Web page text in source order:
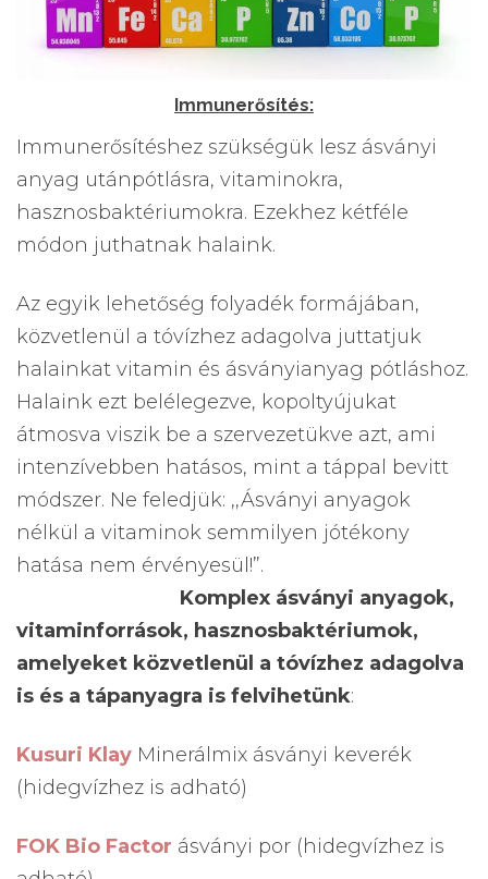
Immunerősítés:
Immunerősítéshez szükségük lesz ásványi
anyag utánpótlásra, vitaminokra,
hasznosbaktériumokra. Ezekhez kétféle
módon juthatnak halaink.
Az egyik lehetőség folyadék formájában,
közvetlenül a tóvízhez adagolva juttatjuk
halainkat vitamin és ásványianyag pótláshoz.
Halaink ezt belélegezve, kopoltyújukat
átmosva viszik be a szervezetükve azt, ami
intenzívebben hatásos, mint a táppal bevitt
módszer. Ne feledjük: ,,Ásványi anyagok
nélkül a vitaminok semmilyen jótékony
hatása nem érvényesül!”.
Komplex ásványi anyagok,
vitaminforrások, hasznosbaktériumok,
amelyeket közvetlenül a tóvízhez adagolva
is és a tápanyagra is felvihetünk:
Kusuri Klay Minerálmix ásványi keverék
(hidegvízhez is adható)
FOK Bio Factor ásványi por (hidegvízhez is